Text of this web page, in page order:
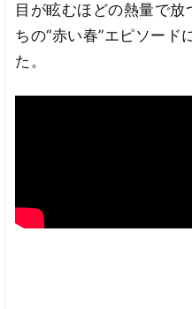
目が眩むほどの熱量で
ちの“赤い春”エピソード
た。